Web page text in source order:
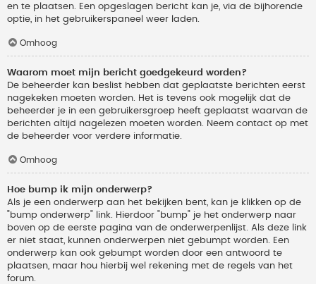
en te plaatsen. Een opgeslagen bericht kan je, via de bijhorende
optie, in het gebruikerspaneel weer laden.
Omhoog
Waarom moet mijn bericht goedgekeurd worden?
De beheerder kan beslist hebben dat geplaatste berichten eerst
nagekeken moeten worden. Het is tevens ook mogelijk dat de
beheerder je in een gebruikersgroep heeft geplaatst waarvan de
berichten altijd nagelezen moeten worden. Neem contact op met
de beheerder voor verdere informatie.
Omhoog
Hoe bump ik mijn onderwerp?
Als je een onderwerp aan het bekijken bent, kan je klikken op de
"bump onderwerp" link. Hierdoor "bump" je het onderwerp naar
boven op de eerste pagina van de onderwerpenlijst. Als deze link
er niet staat, kunnen onderwerpen niet gebumpt worden. Een
onderwerp kan ook gebumpt worden door een antwoord te
plaatsen, maar hou hierbij wel rekening met de regels van het
forum.